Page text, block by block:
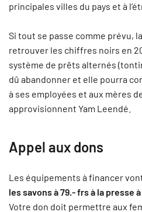
principales villes du pays et à
Si tout se passe comme prévu,
retrouver les chiffres noirs en
système de prêts alternés
dû abandonner et elle pourra
à ses employées et aux mères
approvisionnent Yam Leendé.
Appel aux dons
Les équipements à financer
les savons à 79.- frs à la presse
Votre don doit permettre aux